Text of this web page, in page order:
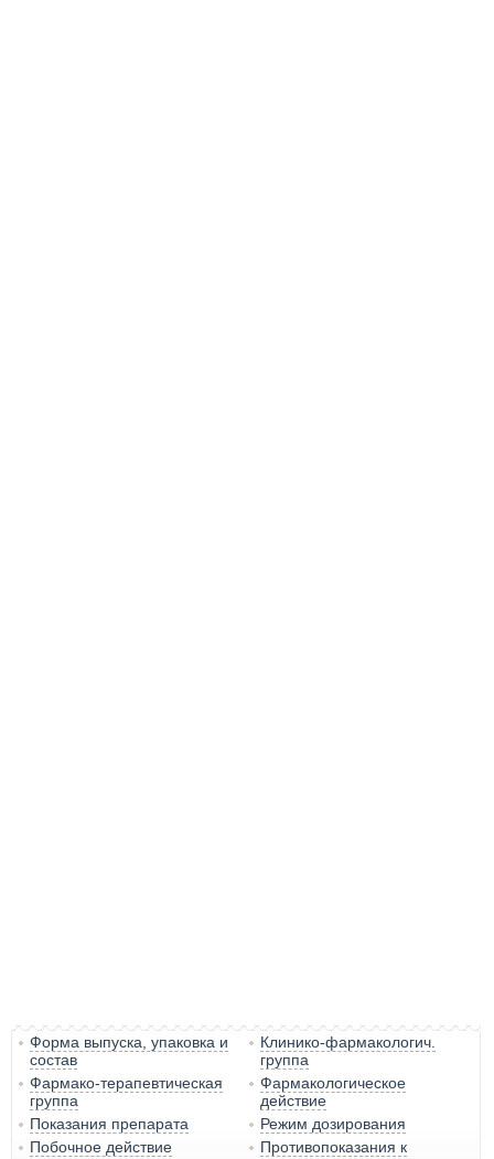
Форма выпуска, упаковка и
состав
Клинико-фармакологич.
группа
Фармако-терапевтическая
группа
Фармакологическое
действие
Показания препарата
Режим дозирования
Побочное действие
Противопоказания к